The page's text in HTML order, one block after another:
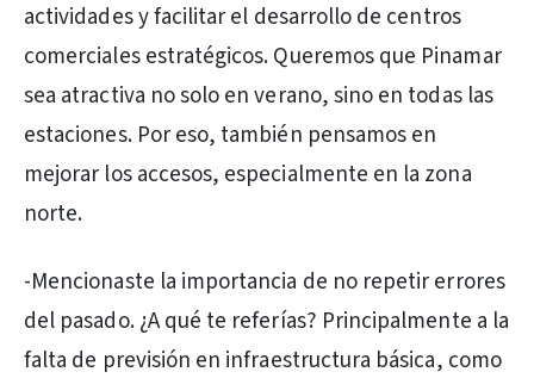
actividades y facilitar el desarrollo de centros
comerciales estratégicos. Queremos que Pinamar
sea atractiva no solo en verano, sino en todas las
estaciones. Por eso, también pensamos en
mejorar los accesos, especialmente en la zona
norte.
-Mencionaste la importancia de no repetir errores
del pasado. ¿A qué te referías? Principalmente a la
falta de previsión en infraestructura básica, como